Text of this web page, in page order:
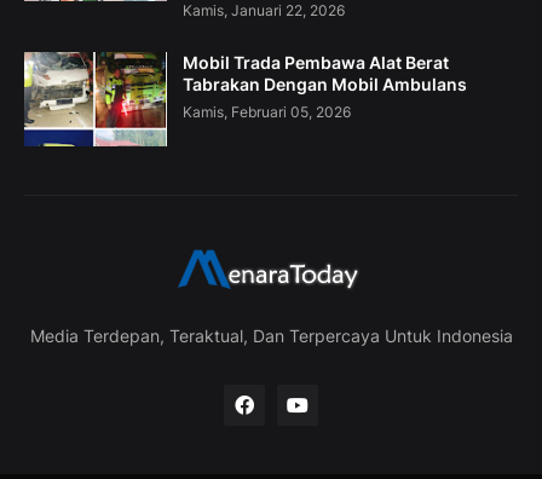
Kamis, Januari 22, 2026
Mobil Trada Pembawa Alat Berat
Tabrakan Dengan Mobil Ambulans
Kamis, Februari 05, 2026
Media Terdepan, Teraktual, Dan Terpercaya Untuk Indonesia